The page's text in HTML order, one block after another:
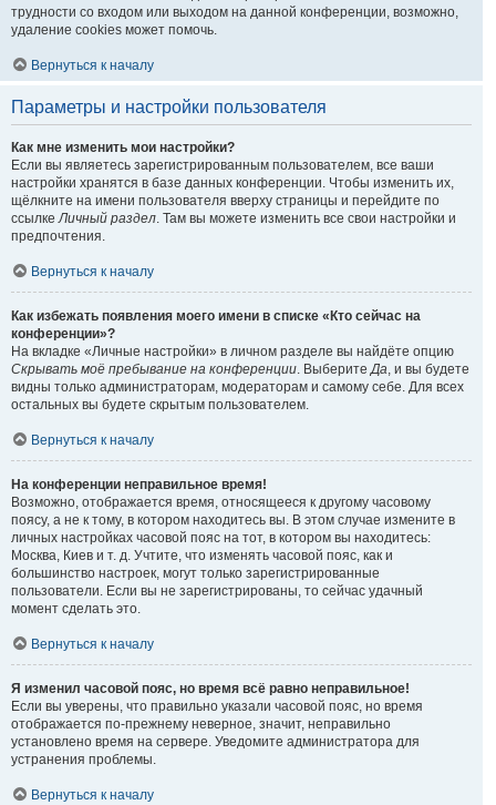
трудности со входом или выходом на данной конференции, возможно,
удаление cookies может помочь.
Вернуться к началу
Параметры и настройки пользователя
Как мне изменить мои настройки?
Если вы являетесь зарегистрированным пользователем, все ваши
настройки хранятся в базе данных конференции. Чтобы изменить их,
щёлкните на имени пользователя вверху страницы и перейдите по
ссылкеЛичный раздел. Там вы можете изменить все свои настройки и
предпочтения.
Вернуться к началу
Как избежать появления моего имени в списке «Кто сейчас на
конференции»?
На вкладке «Личные настройки» в личном разделе вы найдёте опцию
Скрывать моё пребывание на конференции. ВыберитеДа, и вы будете
видны только администраторам, модераторам и самому себе. Для всех
остальных вы будете скрытым пользователем.
Вернуться к началу
На конференции неправильное время!
Возможно, отображается время, относящееся к другому часовому
поясу, а не к тому, в котором находитесь вы. В этом случае измените в
личных настройках часовой пояс на тот, в котором вы находитесь:
Москва, Киев и т. д. Учтите, что изменять часовой пояс, как и
большинство настроек, могут только зарегистрированные
пользователи. Если вы не зарегистрированы, то сейчас удачный
момент сделать это.
Вернуться к началу
Я изменил часовой пояс, но время всё равно неправильное!
Если вы уверены, что правильно указали часовой пояс, но время
отображается по-прежнему неверное, значит, неправильно
установлено время на сервере. Уведомите администратора для
устранения проблемы.
Вернуться к началу